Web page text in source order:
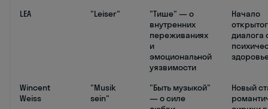
LEA
"Leiser"
"Тише" — о
внутренних
переживаниях
и
эмоциональной
уязвимости
Начало
диалога
Wincent
Weiss
"Musik
sein"
"Быть музыкой"
— о силе
Новый